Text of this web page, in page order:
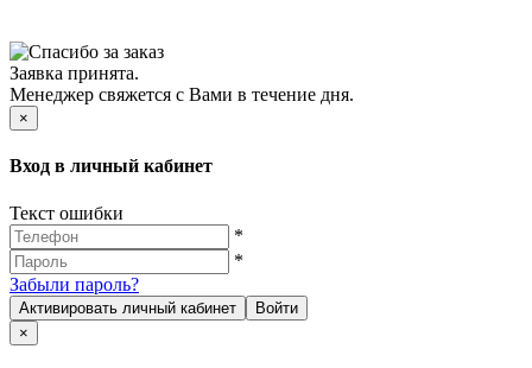
Заявка принята.
Менеджер свяжется с Вами в течение дня.
×
Вход в личный кабинет
Текст ошибки
*
*
Забыли пароль?
Активировать личный кабинет
Войти
×